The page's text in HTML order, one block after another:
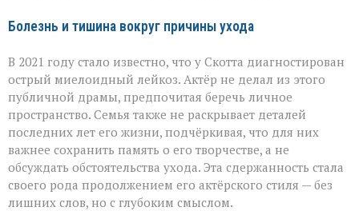
Болезнь и тишина вокруг причины ухода
В 2021 году стало известно, что у Скотта диагностирован
острый миелоидный лейкоз. Актёр не делал из этого
публичной драмы, предпочитая беречь личное
пространство. Семья также не раскрывает деталей
последних лет его жизни, подчёркивая, что для них
важнее сохранить память о его творчестве, а не
обсуждать обстоятельства ухода. Эта сдержанность стала
своего рода продолжением его актёрского стиля — без
лишних слов, но с глубоким смыслом.